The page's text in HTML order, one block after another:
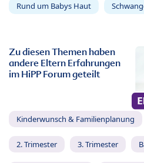
Rund um Babys Haut
Zu diesen Themen haben
andere Eltern Erfahrungen
im HiPP Forum geteilt
Kinderwunsch & Familienplanung
2. Trimester 3. Trimester